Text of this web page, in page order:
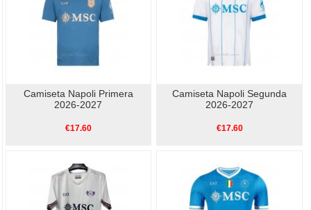
Camiseta Napoli Primera
2026-2027
€17.60
Camiseta Napoli Segunda
2026-2027
€17.60